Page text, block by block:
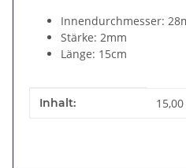
Innendurchmesser:
Stärke: 2mm
Länge: 15cm
Produkteigenschaft
Wert
Inhalt: